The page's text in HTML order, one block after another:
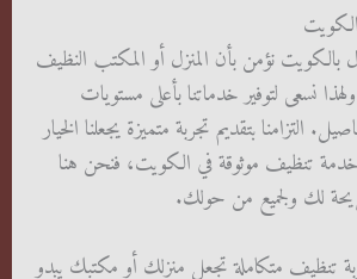
بالكويت نؤمن بأن المنزل أو المكتب النظيف
نسعى لتوفير خدماتنا بأعلى مستويات
التزامنا بتقديم تجربة متميزة يجعلنا الخيار
تنظيف موثوقة في الكويت، فنحن هنا
لك ولجميع من حولك.
تنظيف متكاملة تجعل منزلك أو مكتبك يبدو